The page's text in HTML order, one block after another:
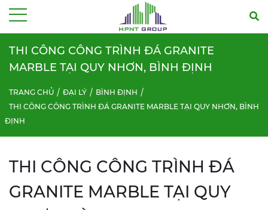
THI CÔNG CÔNG TRÌNH ĐÁ GRANITE
MARBLE TẠI QUY NHƠN, BÌNH ĐỊNH
TRANG CHỦ ĐẠI LÝ
BÌNH ĐỊNH
THI CÔNG CÔNG TRÌNH ĐÁ GRANITE MARBLE TẠI QUY NHƠN, BÌNH
ĐỊNH
THI CÔNG CÔNG TRÌNH ĐÁ
GRANITE MARBLE TẠI QUY